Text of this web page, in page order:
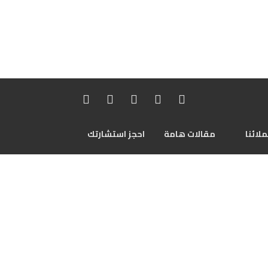
مقالات هامة احجز استشارتك